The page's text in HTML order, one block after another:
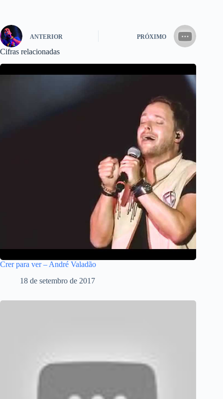
ANTERIOR PRÓXIMO
Cifras relacionadas
Crer para ver – André Valadão
18 de setembro de 2017